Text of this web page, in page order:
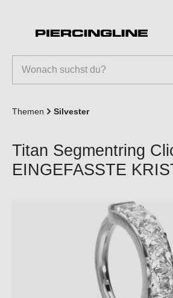
Themen Silvester
Titan Segmentring
EINGEFASSTE